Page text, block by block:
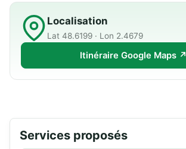
Localisation
Lat 48.6199 · Lon 2.4679
Itinéraire Google Maps ↗
Services proposés